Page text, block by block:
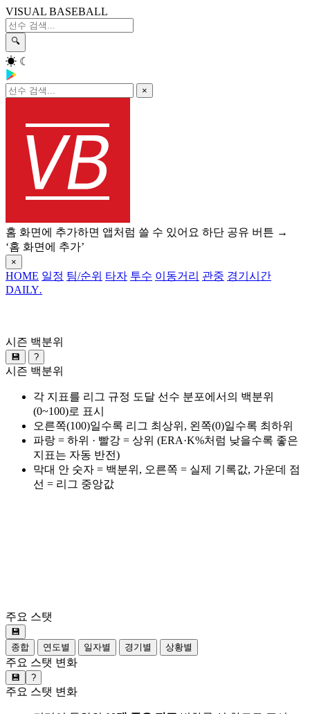
VISUAL BASEBALL
🔍
☀ ☾
×
홈 화면에 추가하면 앱처럼 쓸 수 있어요 하단 공유 버튼 →
‘홈 화면에 추가’
×
HOME 일정 팀/순위 타자 투수 이동거리 관중 경기시간
DAILY.
시즌 백분위
💾 ?
시즌 백분위
각 지표를 리그 규정 도달 선수 분포에서의 백분위
(0~100)로 표시
오른쪽(100)일수록 리그 최상위, 왼쪽(0)일수록 최하위
파랑 = 하위 · 빨강 = 상위 (ERA·K%처럼 낮을수록 좋은
지표는 자동 반전)
막대 안 숫자 = 백분위, 오른쪽 = 실제 기록값, 가운데 점
선 = 리그 중앙값
주요 스탯
💾
종합
연도별 일자별 경기별 상황별
주요 스탯 변화
💾 ?
주요 스탯 변화